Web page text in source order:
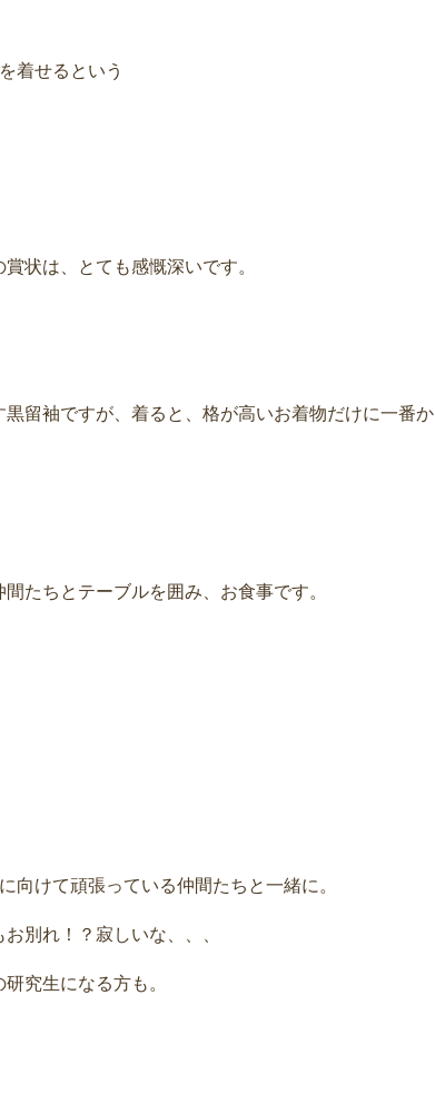
着せるという
状は、とても感慨深いです。
留袖ですが、着ると、格が高いお着物だけに一番か
たちとテーブルを囲み、お食事です。
向けて頑張っている仲間たちと一緒に。
別れ！？寂しいな、、、
究生になる方も。